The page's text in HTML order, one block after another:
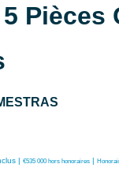
Pièces
| €535 000 hors honoraires |